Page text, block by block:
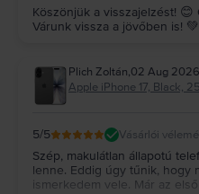
Köszönjük a visszajelzést!
Várunk vissza a jövőben is!
Plich Zoltán,02 Aug 2026
Apple iPhone 17, Black,
5/5 Vásárlói
Szép, makulátlan állapotú
lenne. Eddig úgy tűnik, hogy
ismerkedem vele. Már az